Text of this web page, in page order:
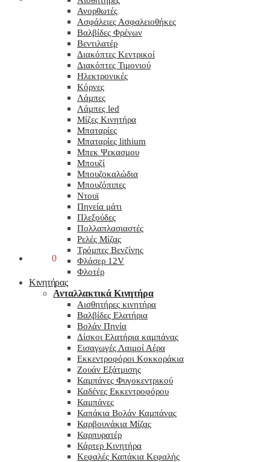
0
Ανορθωτές
Ασφάλειες Ασφαλειοθήκες
Βαλβίδες Φρένων
Βεντιλατέρ
Διακόπτες Κεντρικοί
Διακόπτες Τιμονιού
Ηλεκτρονικές
Κόρνες
Λάμπες
Λάμπες led
Μίζες Κινητήρα
Μπαταρίες
Μπαταρίες lithium
Μπεκ Ψεκασμου
Μπουζί
Μπουζοκαλώδια
Μπουζόπιπες
Ντουϊ
Πηνεία μάτι
Πλεξούδες
Πολλαπλασιαστές
Ρελές Μίζας
Τρόμπες Βενζίνης
Φλάσερ 12V
Φλοτέρ
Κινητήρας
Ανταλλακτικά Κινητήρα
Αισθητήρες κινητήρα
Βαλβίδες Ελατήρια
Βολάν Πηνία
Δίσκοι Ελατήρια καμπάνας
Εισαγωγές Λαιμοί Αέρα
Εκκεντροφόροι Κοκκοράκια
Ζουάν Εξάτμισης
Καμπάνες Φυγοκεντρικού
Καδένες Εκκεντροφόρου
Καμπάνες
Καπάκια Βολάν Καμπάνας
Καρβουνάκια Μίζας
Καρπυρατέρ
Κάρτερ Κινητήρα
Κεφαλές Καπάκια Κεφαλής